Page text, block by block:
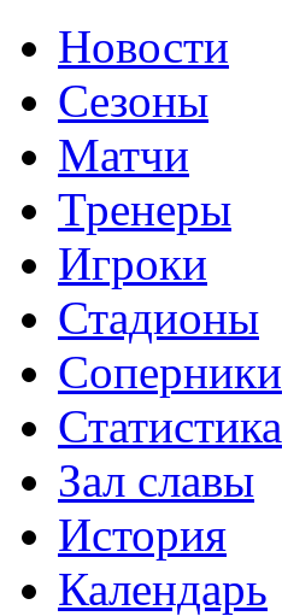
Новости
Сезоны
Матчи
Тренеры
Игроки
Стадионы
Соперники
Статистика
Зал славы
История
Календарь